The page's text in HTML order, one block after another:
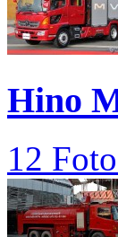
Hino
12